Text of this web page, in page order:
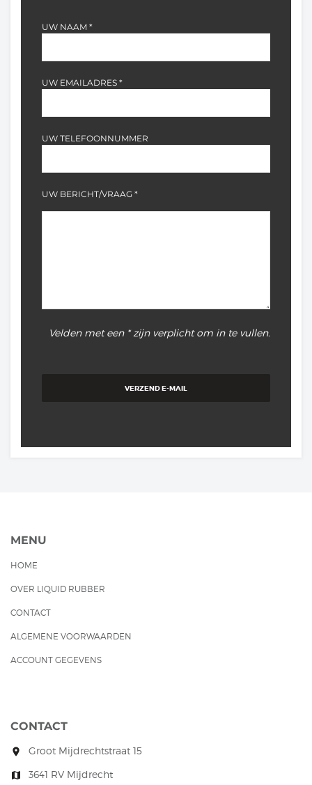
UW NAAM *
UW EMAILADRES *
UW TELEFOONNUMMER
UW BERICHT/VRAAG *
Velden met een * zijn verplicht om in te vullen.
VERZEND E-MAIL
MENU
HOME
OVER LIQUID RUBBER
CONTACT
ALGEMENE VOORWAARDEN
ACCOUNT GEGEVENS
CONTACT
room Groot Mijdrechtstraat 15
map 3641 RV Mijdrecht